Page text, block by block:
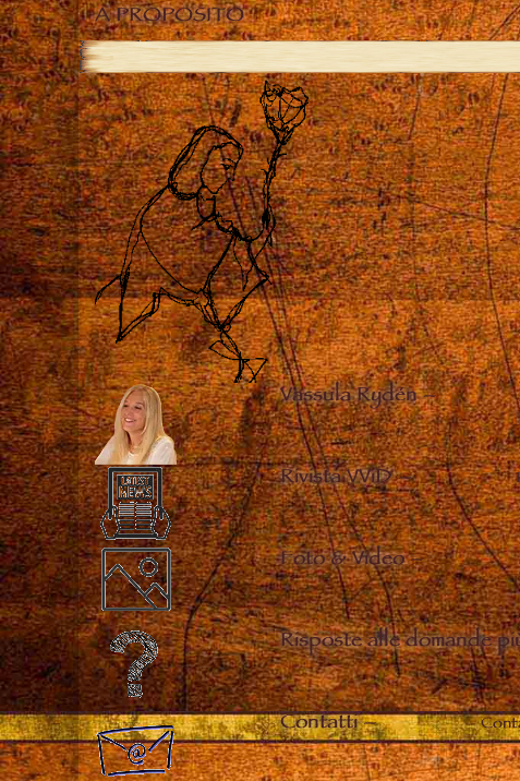
A PROPOSITO
Vassula Rydén–
Rivista VViD–
Foto & Video–
Risposte alle domande
Contatti–